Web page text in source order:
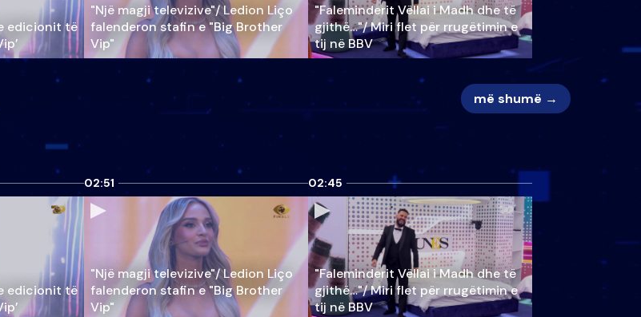
edicionit të
"Një magji televizive"/ Ledion Liço
falenderon stafin e "Big Brother
Vip"
"Faleminderit Vëllai i Madh dhe të
gjithë…"/ Miri flet për rrugëtimin e
tij në BBV
më shumë →
edicionit të
02:51
"Një magji televizive"/ Ledion Liço
falenderon stafin e "Big Brother
Vip"
02:45
"Faleminderit Vëllai i Madh dhe të
gjithë…"/ Miri flet për rrugëtimin e
tij në BBV